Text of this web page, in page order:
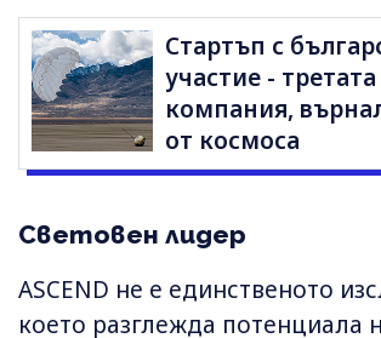
Стартъп с
участие - третата
компания,
от космоса
Световен лидер
ASCEND не е единственото
което разглежда потенциала